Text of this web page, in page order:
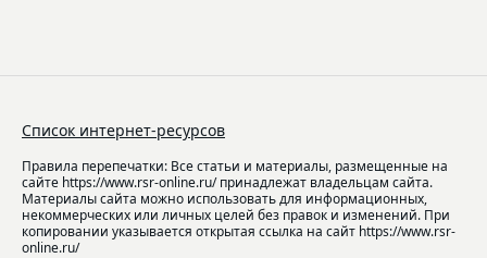
Список интернет-ресурсов
Правила перепечатки: Все статьи и материалы, размещенные на
сайте https://www.rsr-online.ru/ принадлежат владельцам сайта.
Материалы сайта можно использовать для информационных,
некоммерческих или личных целей без правок и изменений. При
копировании указывается открытая ссылка на сайт https://www.rsr-
online.ru/